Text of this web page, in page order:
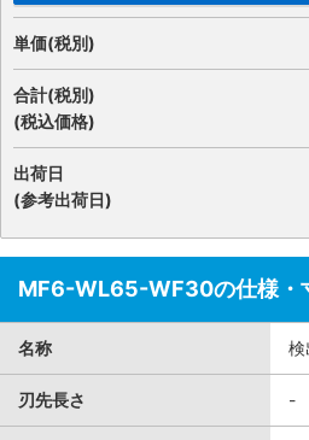
単価(税別)
合計(税別)
(税込価格)
出荷日
(参考出荷日)
MF6-WL65-WF30の仕様・
名称 検
刃先長さ -